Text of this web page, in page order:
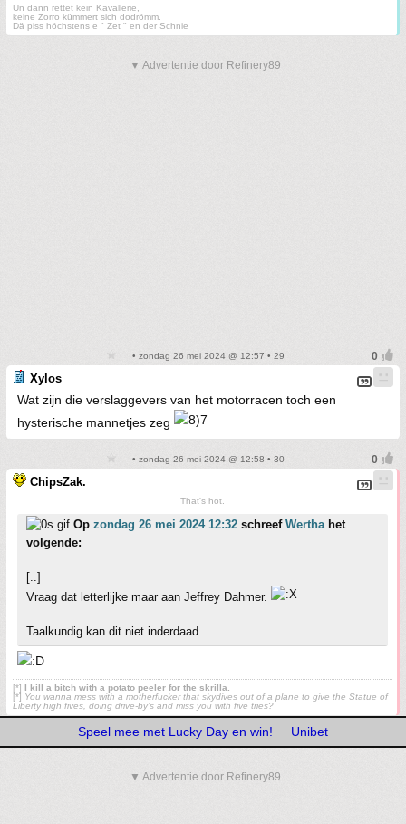
Un dann rettet kein Kavallerie,
keine Zorro kümmert sich dodrömm.
Dä piss höchstens e " Zet " en der Schnie
▼ Advertentie door Refinery89
• zondag 26 mei 2024 @ 12:57 • 29
Xylos
Wat zijn die verslaggevers van het motorracen toch een
hysterische mannetjes zeg
• zondag 26 mei 2024 @ 12:58 • 30
ChipsZak.
That's hot.
Op zondag 26 mei 2024 12:32 schreef Werthahet
volgende:
[..]
Vraag dat letterlijke maar aan Jeffrey Dahmer.
Taalkundig kan dit niet inderdaad.
[*] I kill a bitch with a potato peeler for the skrilla.
[*] You wanna mess with a motherfucker that skydives out of a plane to give the Statue of
Liberty high fives, doing drive-by’s and miss you with five tries?
Speel mee met Lucky Day en win! Unibet
▼ Advertentie door Refinery89